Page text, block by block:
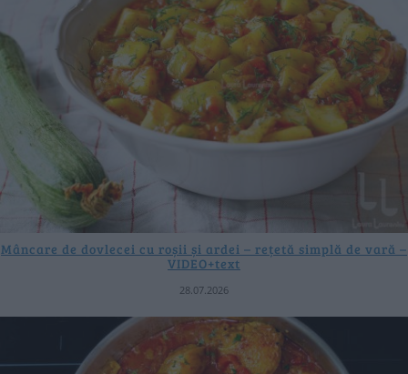
Mâncare de dovlecei cu roșii și ardei – rețetă simplă de vară –
VIDEO+text
28.07.2026